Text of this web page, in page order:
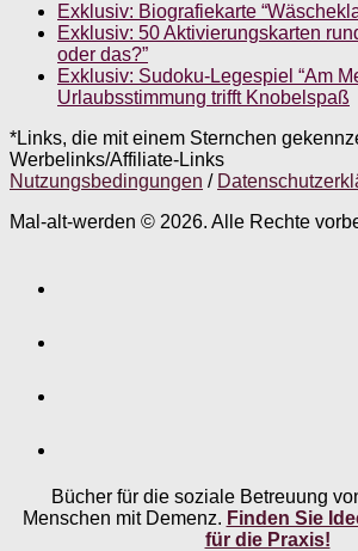
Exklusiv: Biografiekarte
Exklusiv: 50 Aktivierungskarten
oder das?”
Exklusiv: Sudoku-Legespiel “Am
Urlaubsstimmung trifft Knobelspaß
*Links, die mit einem Sternchen
Werbelinks/Affiliate-Links
Nutzungsbedingungen /
Mal-alt-werden © 2026. Alle Rechte
Bücher für die soziale Betreuung
Menschen mit Demenz. Finden Sie
für die Praxis!